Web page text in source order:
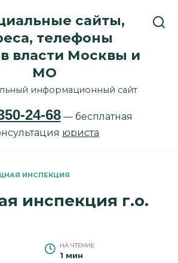
сайты,
телефоны
власти Москвы и
МО
информационный сайт
24-68— бесплатная
юриста
ИНСПЕКЦИЯ
инспекция г.о.
НА ЧТЕНИЕ
1 мин